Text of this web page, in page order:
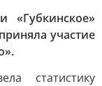
участие
статистику